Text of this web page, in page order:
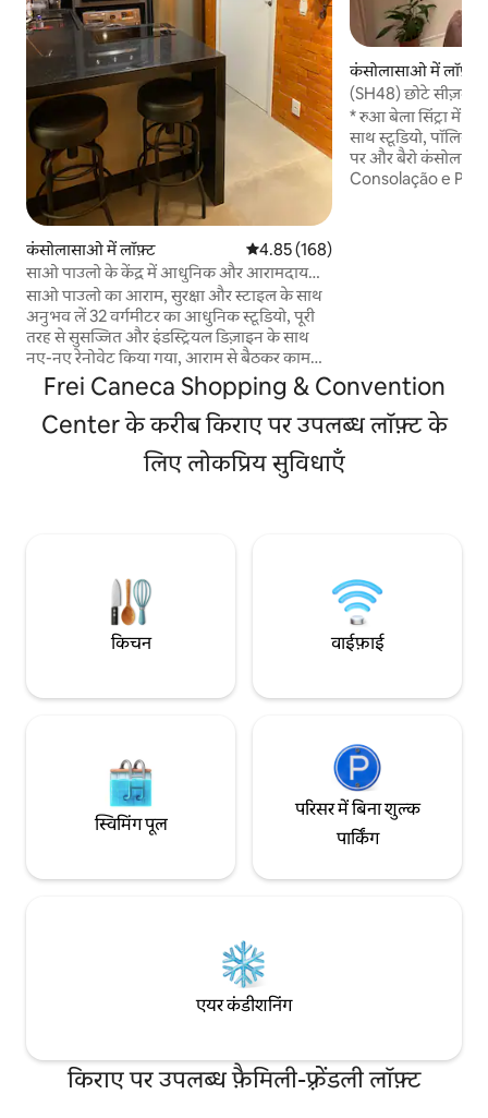
कंसोलासाओ में लॉफ़्ट औसत रेटिंग 5 में से 4.85, 168 समीक्षाएँ
4.85 (168)
साओ पाउलो के केंद्र में आधुनिक और आरामदायक
स्टूडियो
साओ पाउलो का आराम, सुरक्षा और स्टाइल के साथ
अनुभव लें 32 वर्गमीटर का आधुनिक स्टूडियो, पूरी
तरह से सुसज्जित और इंडस्ट्रियल डिज़ाइन के साथ
नए-नए रेनोवेट किया गया, आराम से बैठकर काम
करने या आराम करने के लिए ज़रूरी सभी तकनीकों
और हल्की रोशनी से लैस। बेहतरीन लोकेशन:
हिजेनोपोलिस-मैकेंज़ी सबवे से 700 मीटर की दूरी
पर, दो ब्लॉक के दायरे में शानदार रेस्टोरेंट, बार और
बाज़ारों से घिरा हुआ। यह इमारत सुरक्षित और शांत है,
यहाँ 24/7 कंसीयर्ज सेवा उपलब्ध है, यह एक पुलिस
कंसोलासाओ में लॉफ़्ट
(SH48) छोटे सीज़न के
* रुआ बेला सिंट्रा में
साथ स्टूडियो,
पर और बैरो
Consolação e
Frei Caneca Shopping & Convention
Center के करीब किराए पर उपलब्ध लॉफ़्ट के
लिए लोकप्रिय सुविधाएँ
किचन वाईफ़ाई
स्विमिंग पूल
परिसर में बिना शुल्क
पार्किंग
एयर कंडीशनिंग
किराए पर उपलब्ध फ़ैमिली-फ़्रेंडली लॉफ़्ट